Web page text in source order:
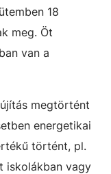
18
meg. Öt
van a
megtörtént
energetikai
történt, pl.
iskolákban vagy